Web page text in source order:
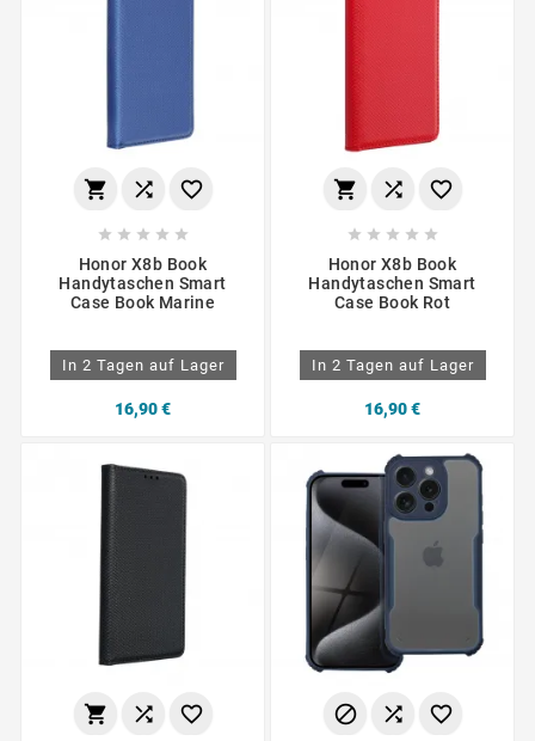
  
    
Honor X8b Book
Handytaschen Smart
Case Book Marine
In 2 Tagen auf Lager
16,90 €
  
    
Honor X8b Book
Handytaschen Smart
Case Book Rot
In 2 Tagen auf Lager
16,90 €
     